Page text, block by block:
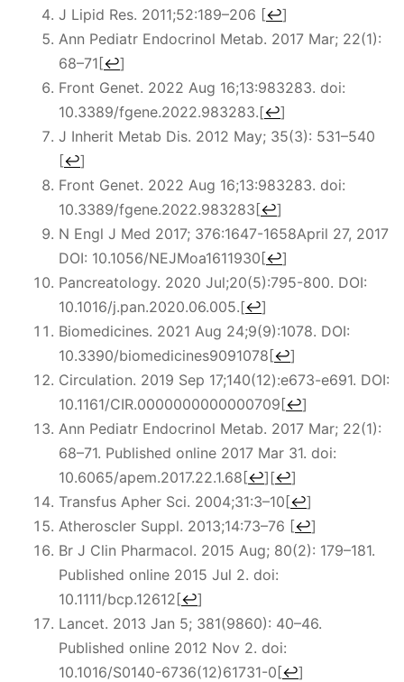
J Lipid Res. 2011;52:189–206 [↩]
Ann Pediatr Endocrinol Metab. 2017 Mar; 22(1):
68–71[↩]
Front Genet. 2022 Aug 16;13:983283. doi:
10.3389/fgene.2022.983283.[↩]
J Inherit Metab Dis. 2012 May; 35(3): 531–540
[↩]
Front Genet. 2022 Aug 16;13:983283. doi:
10.3389/fgene.2022.983283[↩]
N Engl J Med 2017; 376:1647-1658April 27, 2017
DOI: 10.1056/NEJMoa1611930[↩]
Pancreatology. 2020 Jul;20(5):795-800. DOI:
10.1016/j.pan.2020.06.005.[↩]
Biomedicines. 2021 Aug 24;9(9):1078. DOI:
10.3390/biomedicines9091078[↩]
Circulation. 2019 Sep 17;140(12):e673-e691. DOI:
10.1161/CIR.0000000000000709[↩]
Ann Pediatr Endocrinol Metab. 2017 Mar; 22(1):
68–71. Published online 2017 Mar 31. doi:
10.6065/apem.2017.22.1.68[↩] [↩]
Transfus Apher Sci. 2004;31:3–10[↩]
Atheroscler Suppl. 2013;14:73–76 [↩]
Br J Clin Pharmacol. 2015 Aug; 80(2): 179–181.
Published online 2015 Jul 2. doi:
10.1111/bcp.12612[↩]
Lancet. 2013 Jan 5; 381(9860): 40–46.
Published online 2012 Nov 2. doi:
10.1016/S0140-6736(12)61731-0[↩]